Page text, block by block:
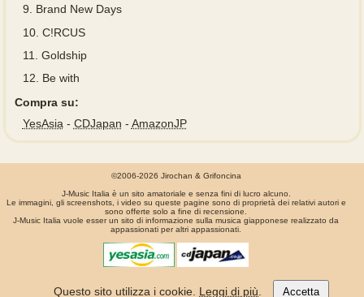
Questo sito utilizza i cookie. Leggi di più Accetta
9. Brand New Days
10. C!RCUS
11.
Goldship
12. Be with
Compra su:
YesAsia- CDJapan - AmazonJP
©2006-2026 Jirochan & Grifoncina
J-Music Italia è un sito amatoriale e senza fini di lucro alcuno.
Le immagini, gli screenshots, i video su queste pagine sono di proprietà dei relativi autori e
sono offerte solo a fine di recensione.
J-Music Italia vuole esser un sito di informazione sulla musica giapponese realizzato da
appassionati per altri appassionati.